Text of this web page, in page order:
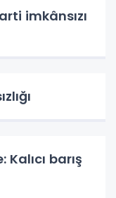
imkânsızı
barış